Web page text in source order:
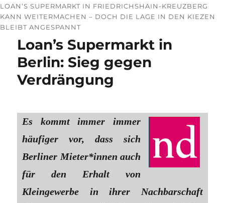
LOAN’S SUPERMARKT IN FRIEDRICHSHAIN-KREUZBERG
KANN WEITERMACHEN – DOCH DIE LAGE IN DEN KIEZEN
BLEIBT ANGESPANNT
Loan’s Supermarkt in
Berlin: Sieg gegen
Verdrängung
Es kommt immer immer
häufiger vor, dass sich
Berliner Mieter*innen auch
für den Erhalt von
Kleingewerbe in ihrer Nachbarschaft